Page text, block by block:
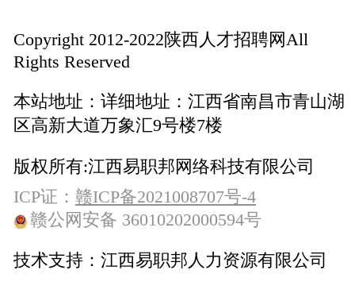
Copyright 2012-2022陕西人才招聘网All
Rights Reserved
本站地址： 详细地址：江西省南昌市青山湖
区高新大道万象汇9号楼7楼
版权所有:江西易职邦网络科技有限公司
ICP证： 赣ICP备2021008707号-4
赣公网安备 36010202000594号
技术支持： 江西易职邦人力资源有限公司